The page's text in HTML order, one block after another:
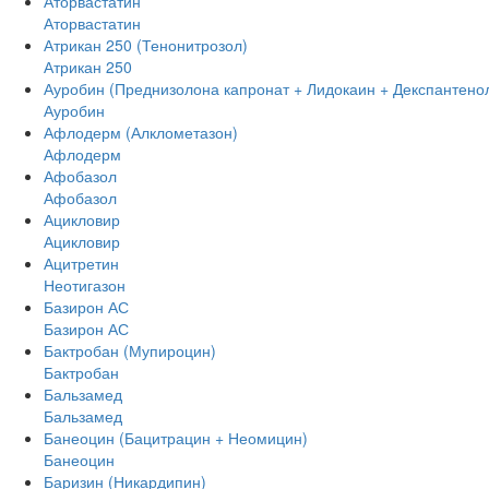
Аторвастатин
Атрикан 250 (Тенонитрозол)
Атрикан 250
Ауробин (Преднизолона капронат + Лидокаин +
Ауробин
Афлодерм (Алклометазон)
Афлодерм
Афобазол
Афобазол
Ацикловир
Ацикловир
Ацитретин
Неотигазон
Базирон АС
Базирон АС
Бактробан (Мупироцин)
Бактробан
Бальзамед
Бальзамед
Банеоцин (Бацитрацин + Неомицин)
Банеоцин
Баризин (Никардипин)